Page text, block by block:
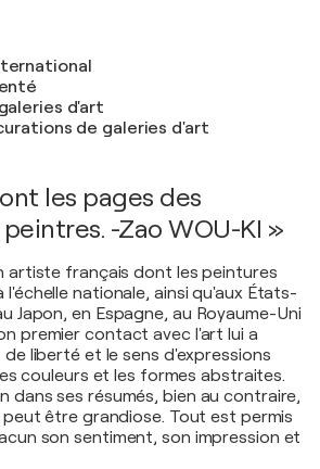
d'art
de galeries d'art
les pages des
-Zao WOU-KI »
artiste français dont les peintures
nationale, ainsi qu'aux États-
Japon, en Espagne, au Royaume-Uni
premier contact avec l'art lui a
liberté et le sens d'expressions
couleurs et les formes abstraites.
dans ses résumés, bien au contraire,
être grandiose. Tout est permis
son sentiment, son impression et